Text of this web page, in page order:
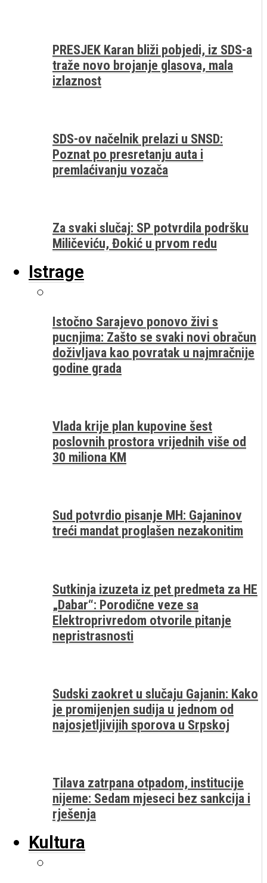
PRESJEK Karan bliži pobjedi, iz SDS-a
traže novo brojanje glasova, mala
izlaznost
SDS-ov načelnik prelazi u SNSD:
Poznat po presretanju auta i
premlaćivanju vozača
Za svaki slučaj: SP potvrdila podršku
Miličeviću, Đokić u prvom redu
Istrage
Istočno Sarajevo ponovo živi s
pucnjima: Zašto se svaki novi obračun
doživljava kao povratak u najmračnije
godine grada
Vlada krije plan kupovine šest
poslovnih prostora vrijednih više od
30 miliona KM
Sud potvrdio pisanje MH: Gajaninov
treći mandat proglašen nezakonitim
Sutkinja izuzeta iz pet predmeta za HE
„Dabar“: Porodične veze sa
Elektroprivredom otvorile pitanje
nepristrasnosti
Sudski zaokret u slučaju Gajanin: Kako
je promijenjen sudija u jednom od
najosjetljivijih sporova u Srpskoj
Tilava zatrpana otpadom, institucije
nijeme: Sedam mjeseci bez sankcija i
rješenja
Kultura